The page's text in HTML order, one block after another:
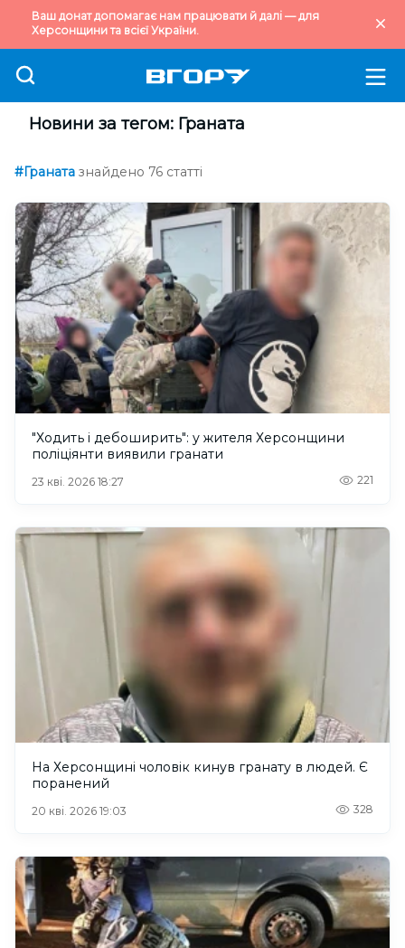
Ваш донат допомагає нам працювати й далі — для
Херсонщини та всієї України.
Новини за тегом: Граната
#Граната знайдено 76 статті
"Ходить і дебоширить": у жителя Херсонщини
поліціянти виявили гранати
23 кві. 2026 18:27 221
На Херсонщині чоловік кинув гранату в людей. Є
поранений
20 кві. 2026 19:03 328